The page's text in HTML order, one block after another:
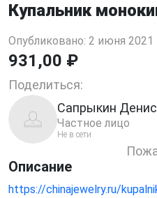
Купальник
Опубликовано: 2 июня 2021
931,00 ₽
Поделиться:
Сапрыкин Денис
Частное лицо
Не в сети
Описание
https://chinajewelry.ru/